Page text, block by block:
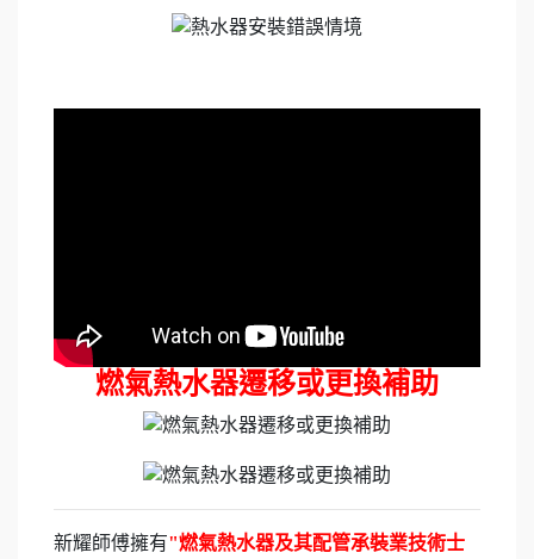
燃氣熱水器遷移或更換補助
新耀師傅擁有"燃氣熱水器及其配管承裝業技術士